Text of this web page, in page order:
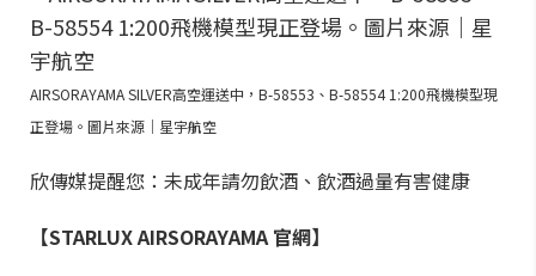
AIRSORAYAMA SILVER高空運送中，B-58553、B-58554 1:200飛機模型現
正登場。圖片來源｜星宇航空
欣傳媒提醒您：未成年請勿飲酒、飲酒過量有害健康
【STARLUX AIRSORAYAMA 官網】